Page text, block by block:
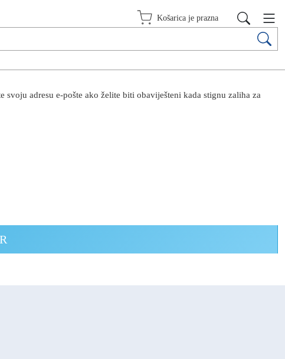
Košarica je prazna
adresu e-pošte ako želite biti obaviješteni kada stignu zaliha za